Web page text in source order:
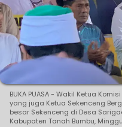
BUKA PUASA - Wakil Ketua
yang juga Ketua Sekenceng
besar Sekenceng di Desa
Kabupaten Tanah Bumbu,